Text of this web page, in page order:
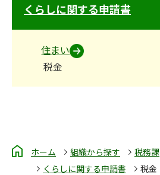
くらしに関する申請書
住まい
税金
ホーム 組織から探す 税務課
くらしに関する申請書
税金